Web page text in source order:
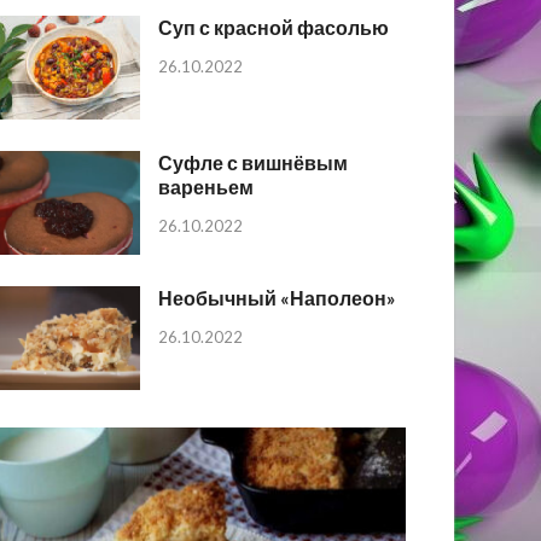
Суп с красной фасолью
26.10.2022
Суфле с вишнёвым
вареньем
26.10.2022
Необычный «Наполеон»
26.10.2022